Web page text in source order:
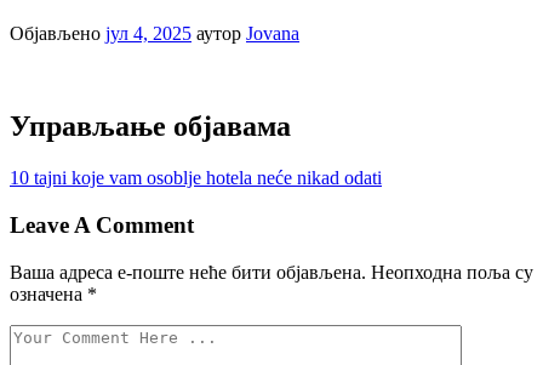
Објављено јул 4, 2025 аутор Jovana
Управљање објавама
10 tajni koje vam osoblje hotela neće nikad odati
Leave A Comment
Ваша адреса е-поште неће бити објављена. Неопходна поља су
означена *